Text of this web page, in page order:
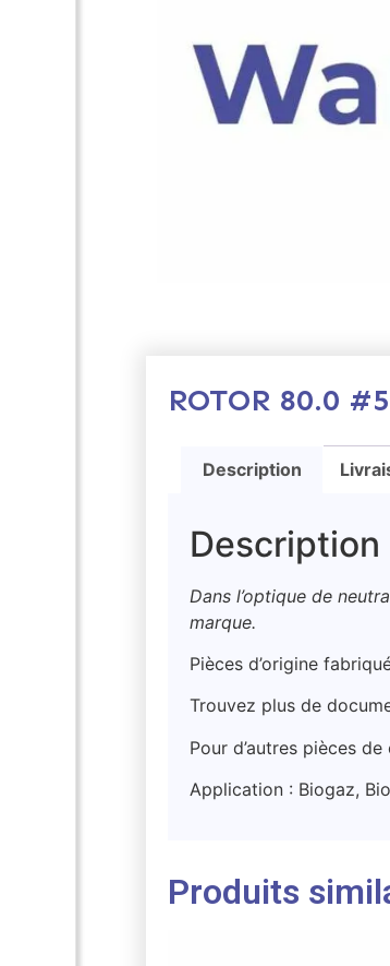
ROTOR 80.0
Description
Description
Dans l’optique de
marque.
Pièces d’origine
Trouvez plus de
Pour d’autres pièces
Application : Biogaz,
Produits